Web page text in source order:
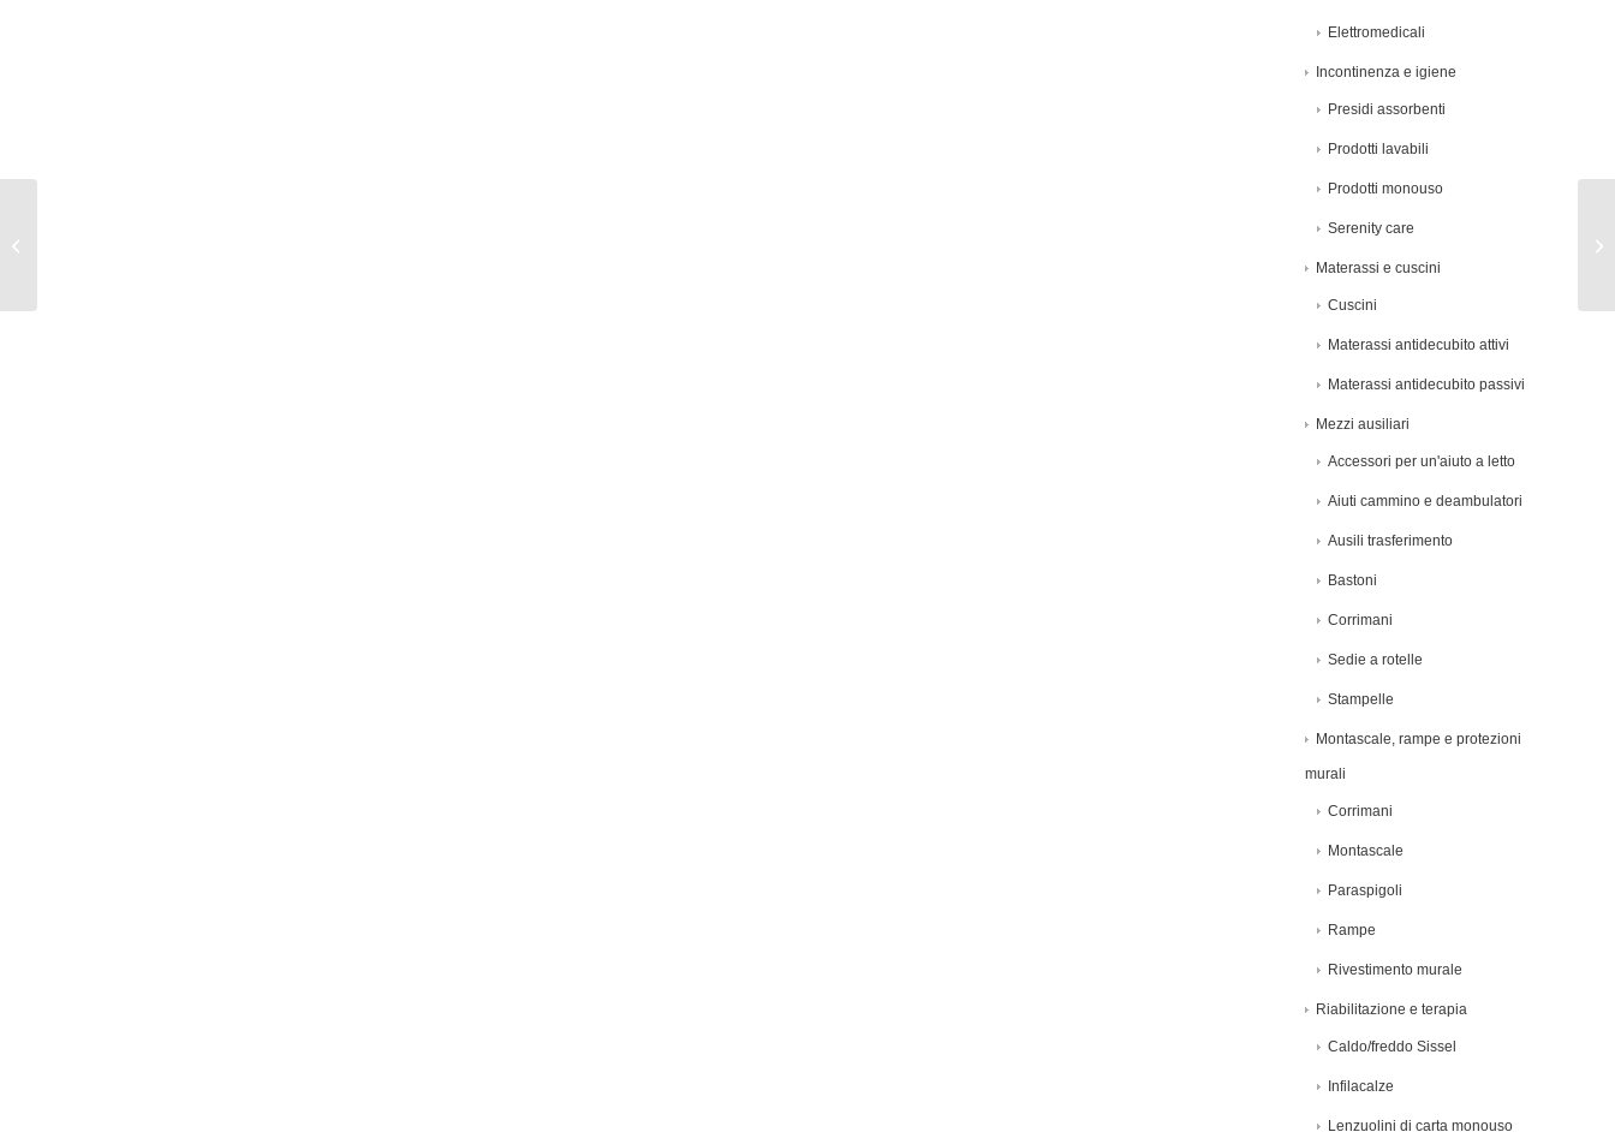
Elettromedicali
Incontinenza e igiene
Presidi assorbenti
Prodotti lavabili
Prodotti monouso
Serenity care
Materassi e cuscini
Cuscini
Materassi antidecubito attivi
Materassi antidecubito passivi
Mezzi ausiliari
Accessori per un'aiuto a letto
Aiuti cammino e deambulatori
Ausili trasferimento
Bastoni
Corrimani
Sedie a rotelle
Stampelle
Montascale, rampe e protezioni
murali
Corrimani
Montascale
Paraspigoli
Rampe
Rivestimento murale
Riabilitazione e terapia
Caldo/freddo Sissel
Infilacalze
Lenzuolini di carta monouso